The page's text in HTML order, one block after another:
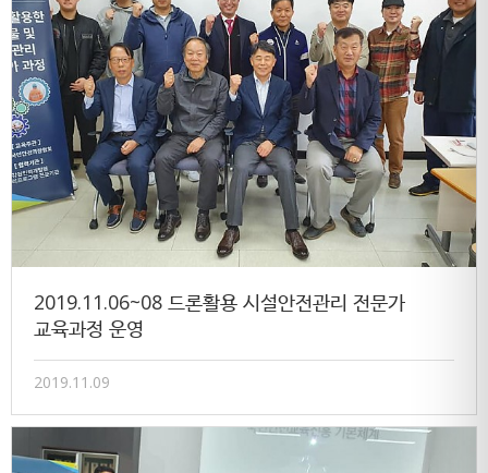
2019.11.06~08 드론활용 시설안전관리 전문가
교육과정 운영
2019.11.09